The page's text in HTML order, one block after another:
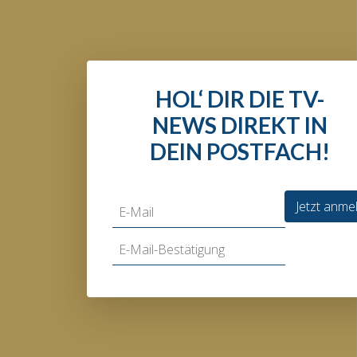
HOL‘ DIR DIE TV-
NEWS DIREKT IN
DEIN POSTFACH!
Jetzt